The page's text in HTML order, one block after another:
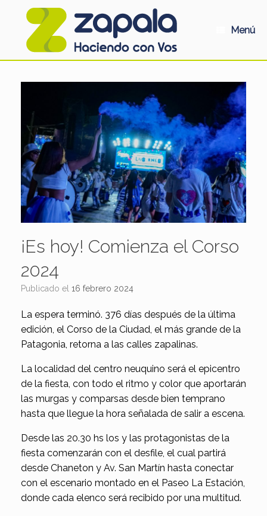
Menú
¡Es hoy! Comienza el Corso
2024
Publicado el 16 febrero 2024
La espera terminó. 376 días después de la última
edición, el Corso de la Ciudad, el más grande de la
Patagonia, retorna a las calles zapalinas.
La localidad del centro neuquino será el epicentro
de la fiesta, con todo el ritmo y color que aportarán
las murgas y comparsas desde bien temprano
hasta que llegue la hora señalada de salir a escena.
Desde las 20.30 hs los y las protagonistas de la
fiesta comenzarán con el desfile, el cual partirá
desde Chaneton y Av. San Martín hasta conectar
con el escenario montado en el Paseo La Estación,
donde cada elenco será recibido por una multitud.